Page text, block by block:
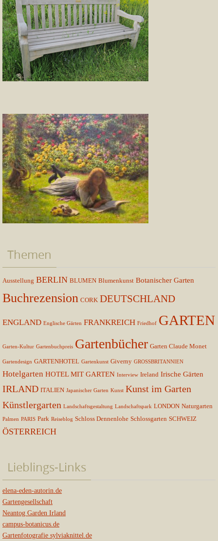
Themen
Ausstellung BERLIN BLUMEN Blumenkunst Botanischer Garten
Buchrezension CORK DEUTSCHLAND
ENGLAND Englische Gärten FRANKREICH Friedhof GARTEN
Garten-Kultur Gartenbuchpreis Gartenbücher Garten Claude Monet
Gartendesign GARTENHOTEL Gartenkunst Giverny GROSSBRITANNIEN
Hotelgarten HOTEL MIT GARTEN Interview Ireland Irische Gärten
IRLAND ITALIEN Japanischer Garten Kunst Kunst im Garten
Künstlergarten Landschaftsgestaltung Landschaftspark LONDON Naturgarten
Palmen PARIS Park Reiseblog Schloss Dennenlohe Schlossgarten SCHWEIZ
ÖSTERREICH
Lieblings-Links
elena-eden-autorin.de
Gartengesellschaft
Neantog Garden Irland
campus-botanicus.de
Gartenfotografie sylviaknittel.de